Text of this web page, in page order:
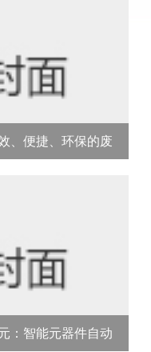
、便捷、环保的废
：智能元器件自动